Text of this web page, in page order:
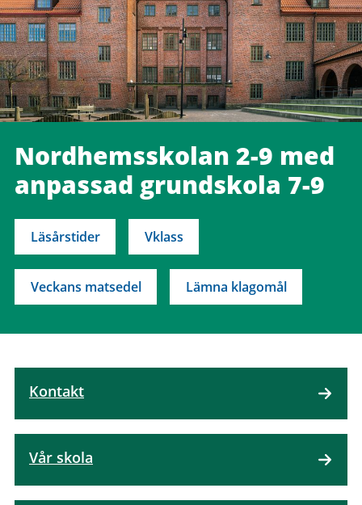
Nordhemsskolan 2-9 med
anpassad grundskola 7-9
Läsårstider Vklass
Veckans matsedel Lämna klagomål
Kontakt
Vår skola